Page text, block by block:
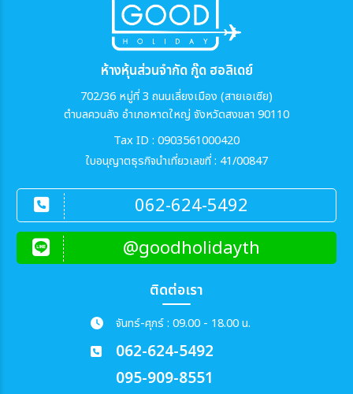
ห้างหุ้นส่วนจำกัด กู๊ด ฮอลิเดย์
702/36 หมู่ที่ 3 ถนนเลี่ยงเมือง (สายเอเซีย)
ตำบลควนลัง อำเภอหาดใหญ่ จังหวัดสงขลา 90110
Tax ID : 0903561000420
ใบอนุญาตธุรกิจนำเที่ยวเลขที่ : 41/00847
062-624-5492
@goodholidayth
ติดต่อเรา
จันทร์-ศุกร์ : 09.00 - 18.00 น.
062-624-5492
095-909-8551